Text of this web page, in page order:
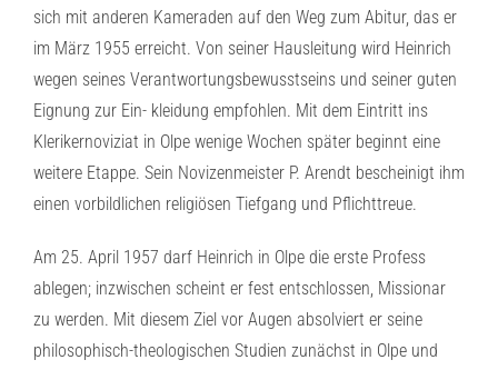
sich mit anderen Kameraden auf den Weg zum Abitur, das er
im März 1955 erreicht. Von seiner Hausleitung wird Heinrich
wegen seines Verantwortungsbewusstseins und seiner guten
Eignung zur Ein- kleidung empfohlen. Mit dem Eintritt ins
Klerikernoviziat in Olpe wenige Wochen später beginnt eine
weitere Etappe. Sein Novizenmeister P. Arendt bescheinigt ihm
einen vorbildlichen religiösen Tiefgang und Pflichttreue.
Am 25. April 1957 darf Heinrich in Olpe die erste Profess
ablegen; inzwischen scheint er fest entschlossen, Missionar
zu werden. Mit diesem Ziel vor Augen absolviert er seine
philosophisch-theologischen Studien zunächst in Olpe und